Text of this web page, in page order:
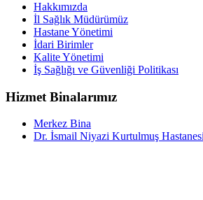
Hakkımızda
İl Sağlık Müdürümüz
Hastane Yönetimi
İdari Birimler
Kalite Yönetimi
İş Sağlığı ve Güvenliği Politikası
Hizmet Binalarımız
Merkez Bina
Dr. İsmail Niyazi Kurtulmuş